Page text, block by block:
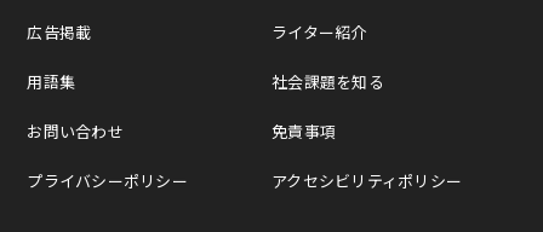
広告掲載
用語集
お問い合わせ
プライバシーポリシー
ライター紹介
社会課題を知る
免責事項
アクセシビリティポリシー